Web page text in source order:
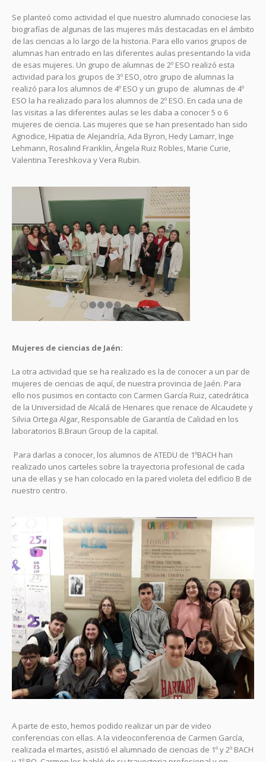
Se planteó como actividad el que nuestro alumnado conociese las
biografías de algunas de las mujeres más destacadas en el ámbito
de las ciencias a lo largo de la historia. Para ello varios grupos de
alumnas han entrado en las diferentes aulas presentando la vida
de esas mujeres. Un grupo de alumnas de 2º ESO realizó esta
actividad para los grupos de 3º ESO, otro grupo de alumnas la
realizó para los alumnos de 4º ESO y un grupo de alumnas de 4º
ESO la ha realizado para los alumnos de 2º ESO. En cada una de
las visitas a las diferentes aulas se les daba a conocer 5 o 6
mujeres de ciencia. Las mujeres que se han presentado han sido
Agnodice, Hipatia de Alejandría, Ada Byron, Hedy Lamarr, Inge
Lehmann, Rosalind Franklin, Ángela Ruiz Robles, Marie Curie,
Valentina Tereshkova y Vera Rubin.
Mujeres de ciencias de Jaén:
La otra actividad que se ha realizado es la de conocer a un par de
mujeres de ciencias de aquí, de nuestra provincia de Jaén. Para
ello nos pusimos en contacto con Carmen García Ruiz, catedrática
de la Universidad de Alcalá de Henares que renace de Alcaudete y
Silvia Ortega Algar, Responsable de Garantía de Calidad en los
laboratorios B.Braun Group de la capital.
Para darlas a conocer, los alumnos de ATEDU de 1ºBACH han
realizado unos carteles sobre la trayectoria profesional de cada
una de ellas y se han colocado en la pared violeta del edificio B de
nuestro centro.
A parte de esto, hemos podido realizar un par de video
conferencias con ellas. A la videoconferencia de Carmen García,
realizada el martes, asistió el alumnado de ciencias de 1º y 2º BACH